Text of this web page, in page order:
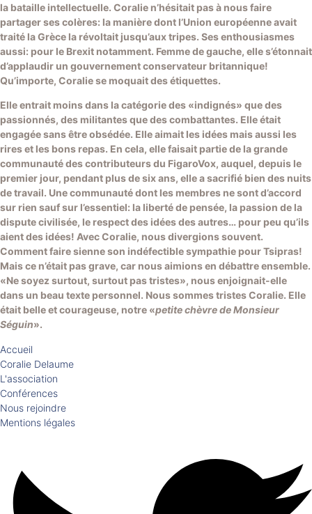
la bataille intellectuelle. Coralie n’hésitait pas à nous faire
partager ses colères: la manière dont l’Union européenne avait
traité la Grèce la révoltait jusqu’aux tripes. Ses enthousiasmes
aussi: pour le Brexit notamment. Femme de gauche, elle s’étonnait
d’applaudir un gouvernement conservateur britannique!
Qu’importe, Coralie se moquait des étiquettes.
Elle entrait moins dans la catégorie des «indignés» que des
passionnés, des militantes que des combattantes. Elle était
engagée sans être obsédée. Elle aimait les idées mais aussi les
rires et les bons repas. En cela, elle faisait partie de la grande
communauté des contributeurs du FigaroVox, auquel, depuis le
premier jour, pendant plus de six ans, elle a sacrifié bien des nuits
de travail. Une communauté dont les membres ne sont d’accord
sur rien sauf sur l’essentiel: la liberté de pensée, la passion de la
dispute civilisée, le respect des idées des autres… pour peu qu’ils
aient des idées! Avec Coralie, nous divergions souvent.
Comment faire sienne son indéfectible sympathie pour Tsipras!
Mais ce n’était pas grave, car nous aimions en débattre ensemble.
«Ne soyez surtout, surtout pas tristes», nous enjoignait-elle
dans un beau texte personnel. Nous sommes tristes Coralie. Elle
était belle et courageuse, notre «petite chèvre de Monsieur
Séguin».
Accueil
Coralie Delaume
L'association
Conférences
Nous rejoindre
Mentions légales